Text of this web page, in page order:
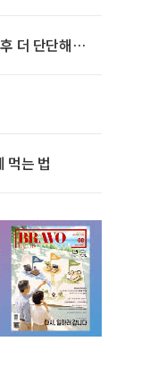
더 단단해진
먹는 법